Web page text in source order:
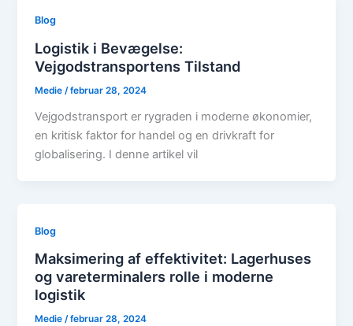
Blog
Logistik i Bevægelse:
Vejgodstransportens Tilstand
Medie/februar 28, 2024
Vejgodstransport er rygraden i moderne økonomier,
en kritisk faktor for handel og en drivkraft for
globalisering. I denne artikel vil
Blog
Maksimering af effektivitet: Lagerhuses
og vareterminalers rolle i moderne
logistik
Medie/februar 28, 2024